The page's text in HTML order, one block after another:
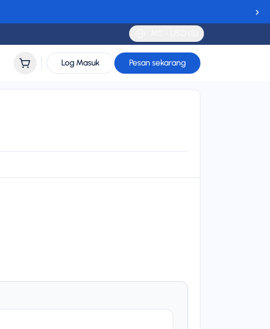
›
Log Masuk Pesan sekarang